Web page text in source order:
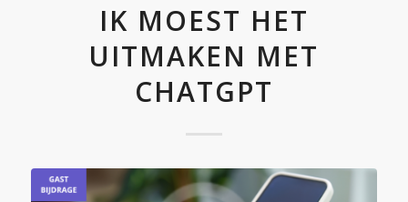
IK MOEST HET
UITMAKEN MET
CHATGPT